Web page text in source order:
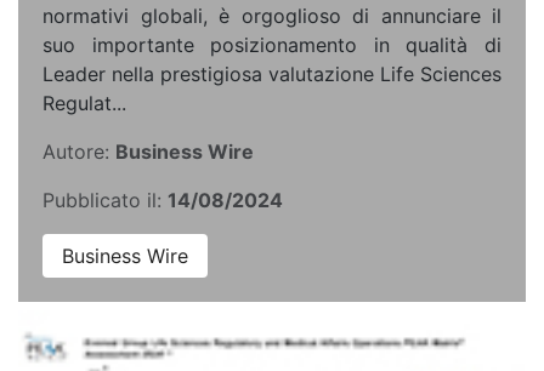
normativi globali, è orgoglioso di annunciare il
suo importante posizionamento in qualità di
Leader nella prestigiosa valutazione Life Sciences
Regulat...
Autore: Business Wire
Pubblicato il: 14/08/2024
Business Wire